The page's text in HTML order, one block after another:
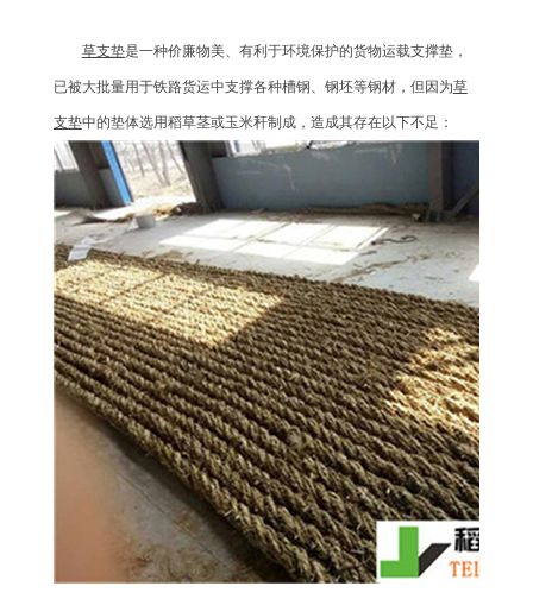
草支垫是一种价廉物美、有利于环境保护的货物运载支撑垫，
已被大批量用于铁路货运中支撑各种槽钢、钢坯等钢材，但因为草
支垫中的垫体选用稻草茎或玉米秆制成，造成其存在以下不足：